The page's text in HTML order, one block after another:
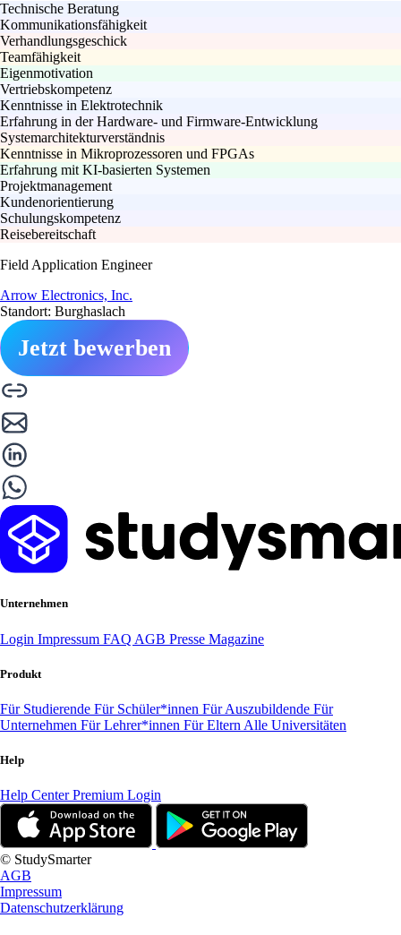
Technische Beratung
Kommunikationsfähigkeit
Verhandlungsgeschick
Teamfähigkeit
Eigenmotivation
Vertriebskompetenz
Kenntnisse in Elektrotechnik
Erfahrung in der Hardware- und Firmware-Entwicklung
Systemarchitekturverständnis
Kenntnisse in Mikroprozessoren und FPGAs
Erfahrung mit KI-basierten Systemen
Projektmanagement
Kundenorientierung
Schulungskompetenz
Reisebereitschaft
Field Application Engineer
Arrow Electronics, Inc.
Standort: Burghaslach
Jetzt bewerben
Unternehmen
Login Impressum FAQ AGB Presse Magazine
Produkt
Für Studierende Für Schüler*innen Für Auszubildende Für
Unternehmen Für Lehrer*innen Für Eltern Alle Universitäten
Help
Help CenterPremium Login
© StudySmarter
AGB
Impressum
Datenschutzerklärung